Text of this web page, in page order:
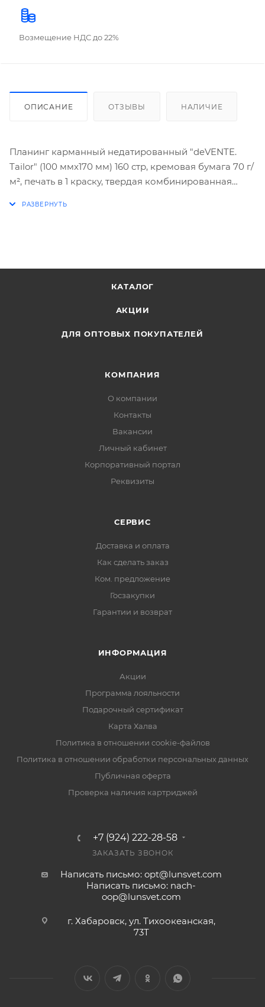
Возмещение НДС до 22%
ОПИСАНИЕ ОТЗЫВЫ НАЛИЧИЕ
Планинг карманный недатированный "deVENTE.
Tailor" (100 ммx170 мм) 160 стр, кремовая бумага 70 г/
м², печать в 1 краску, твердая комбинированная
КАТАЛОГ
АКЦИИ
ДЛЯ ОПТОВЫХ ПОКУПАТЕЛЕЙ
КОМПАНИЯ
О компании
Контакты
Вакансии
Личный кабинет
Корпоративный портал
Реквизиты
СЕРВИС
Доставка и оплата
Как сделать заказ
Ком. предложение
Госзакупки
Гарантии и возврат
ИНФОРМАЦИЯ
Акции
Программа лояльности
Подарочный сертификат
Карта Халва
Политика в отношении cookie-файлов
Политика в отношении обработки персональных данных
Публичная оферта
Проверка наличия картриджей
+7 (924) 222-28-58
ЗАКАЗАТЬ ЗВОНОК
Написать письмо: opt@lunsvet.com
Написать письмо: nach-
oop@lunsvet.com
г. Хабаровск, ул. Тихоокеанская,
73Т